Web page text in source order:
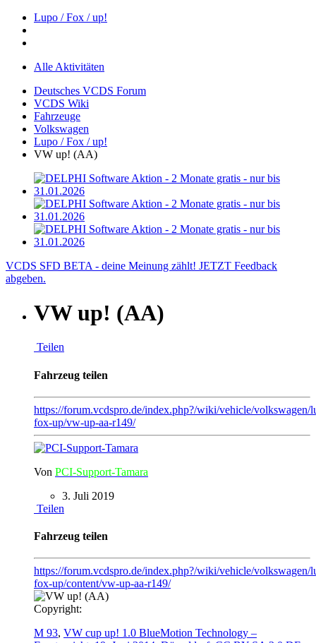
Lupo / Fox / up!
Alle Aktivitäten
Deutsches VCDS Forum
VCDS Wiki
Fahrzeuge
Volkswagen
Lupo / Fox / up!
VW up! (AA)
VCDS SFD BETA - deine Meinung zählt! JETZT Feedback
abgeben.
VW up! (AA)
Teilen
Fahrzeug teilen
https://forum.vcdspro.de/index.php?/wiki/vehicle/volkswagen/
fox-up/vw-up-aa-r149/
Von PCI-Support-Tamara
3. Juli 2019
Teilen
Fahrzeug teilen
https://forum.vcdspro.de/index.php?/wiki/vehicle/volkswagen/
fox-up/content/vw-up-aa-r149/
Copyright:
M 93, VW cup up! 1.0 BlueMotion Technology –